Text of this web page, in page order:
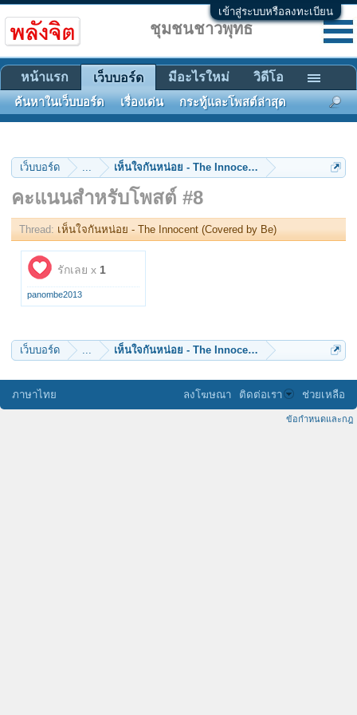
เข้าสู่ระบบหรือลงทะเบียน
เว็บบอร์ด ... เห็นใจกันหน่อย - The Innocent (Covered by Be)
คะแนนสำหรับโพสต์ #8
Thread: เห็นใจกันหน่อย - The Innocent (Covered by Be)
รักเลย x 1
panombe2013
เว็บบอร์ด ... เห็นใจกันหน่อย - The Innocent (Covered by Be)
ชุมชนชาวพุทธ
หน้าแรก เว็บบอร์ด
ค้นหาในเว็บบอร์ด เรื่องเด่น กระทู้และโพสต์ล่าสุด
มีอะไรใหม่ วิดีโอ
ภาษาไทย ลงโฆษณา ติดต่อเรา ช่วยเหลือ
ข้อกำหนดและกฎ